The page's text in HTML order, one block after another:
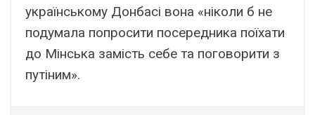
українському Донбасі вона «ніколи б не
подумала попросити посередника поїхати
до Мінська замість себе та поговорити з
путіним».